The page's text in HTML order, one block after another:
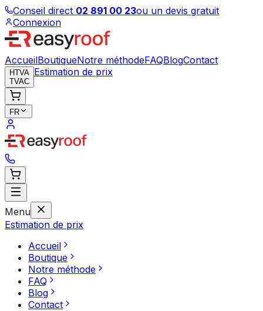
Conseil direct 02 891 00 23ou un devis gratuit
Connexion
AccueilBoutiqueNotre méthodeFAQBlogContact
HTVA
TVAC
Estimation de prix
FR
Menu
Estimation de prix
Accueil
Boutique
Notre méthode
FAQ
Blog
Contact